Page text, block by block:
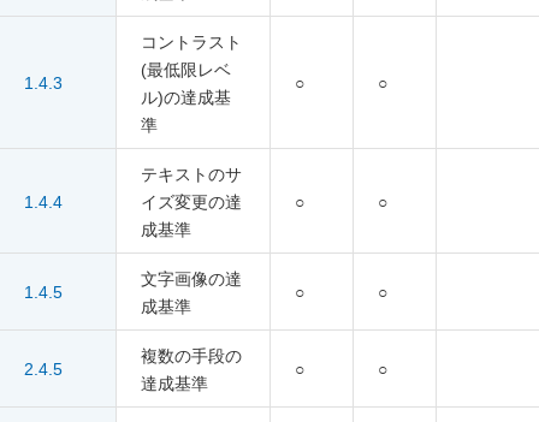
1.4.3
コントラスト
(最低限レベ
ル)の達成基
準
○ ○
1.4.4
テキストのサ
イズ変更の達
成基準
○ ○
1.4.5
文字画像の達
成基準
○ ○
2.4.5
複数の手段の
達成基準
○ ○